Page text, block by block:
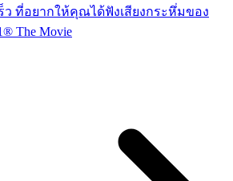
ว ที่อยากให้คุณได้ฟังเสียงกระหึ่มของ
The Movie